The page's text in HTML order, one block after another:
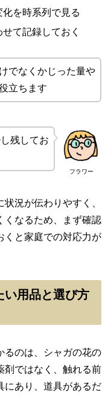
を時系列で見る
て記録しておく
でなくかじった量や
立ちます
フラワー
残してお
況が伝わりやすく、
くなるため、まず確認
くと家庭での対応力が
い用品と選び方
るのは、シャガの花の
剤ではなく、触れる前
にあり、道具があるだ